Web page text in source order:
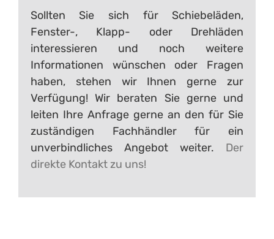
Sollten Sie sich für Schiebeläden,
Fenster-, Klapp- oder Drehläden
interessieren und noch weitere
Informationen wünschen oder Fragen
haben, stehen wir Ihnen gerne zur
Verfügung! Wir beraten Sie gerne und
leiten Ihre Anfrage gerne an den für Sie
zuständigen Fachhändler für ein
unverbindliches Angebot weiter. Der
direkte Kontakt zu uns!